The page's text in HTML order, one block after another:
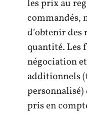
les prix au
commandés,
d’obtenir des
quantité. Les
négociation
additionnels
pris en